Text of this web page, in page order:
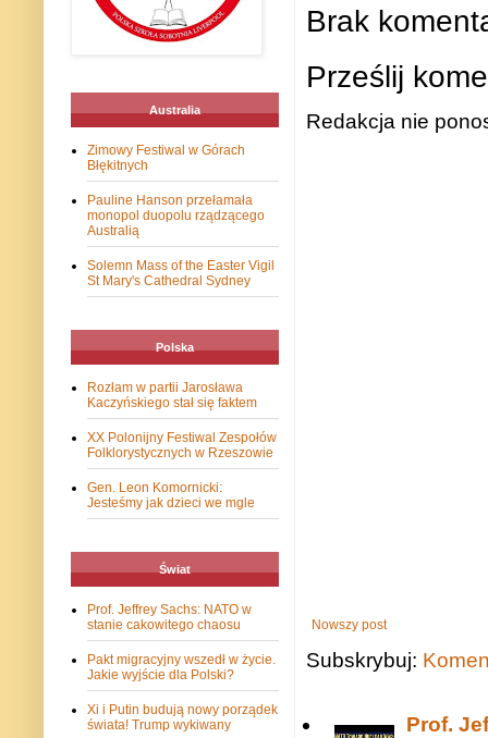
Brak
Prześlij
Redakcja nie
Nowszy post
Subskrybuj:
Prof.
Australia
Zimowy Festiwal w Górach
Błękitnych
Pauline Hanson przełamała
monopol duopolu rządzącego
Australią
Solemn Mass of the Easter Vigil
St Mary's Cathedral Sydney
Polska
Rozłam w partii Jarosława
Kaczyńskiego stał się faktem
XX Polonijny Festiwal Zespołów
Folklorystycznych w Rzeszowie
Gen. Leon Komornicki:
Jesteśmy jak dzieci we mgle
Świat
Prof. Jeffrey Sachs: NATO w
stanie cakowitego chaosu
Pakt migracyjny wszedł w życie.
Jakie wyjście dla Polski?
Xi i Putin budują nowy porządek
świata! Trump wykiwany